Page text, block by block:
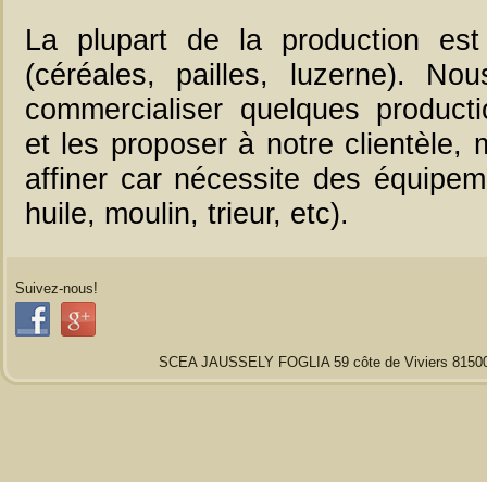
La plupart de la production
(céréales, pailles, luzerne).
commercialiser quelques
et les proposer à notre clientèle,
affiner car nécessite des
huile, moulin, trieur, etc).
Suivez-nous!
SCEA JAUSSELY FOGLIA 59 côte de Viviers